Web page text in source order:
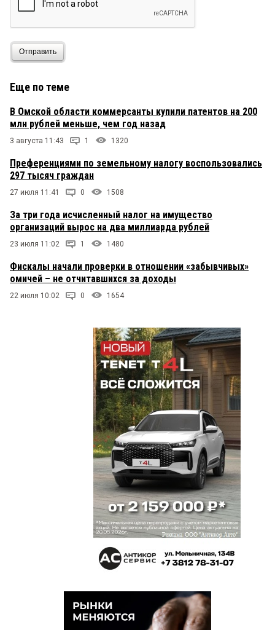
Отправить
Еще по теме
В Омской области коммерсанты купили патентов на 200
млн рублей меньше, чем год назад
3 августа 11:43 1 1320
Преференциями по земельному налогу воспользовались
297 тысяч граждан
27 июля 11:41 0 1508
За три года исчисленный налог на имущество
организаций вырос на два миллиарда рублей
23 июля 11:02 1 1480
Фискалы начали проверки в отношении «забывчивых»
омичей – не отчитавшихся за доходы
22 июля 10:02 0 1654